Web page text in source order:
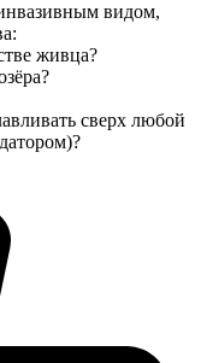
видом,
живца?
сверх любой